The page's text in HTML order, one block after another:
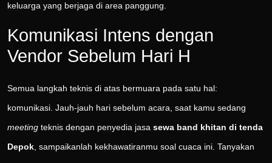
keluarga yang berjaga di area panggung.
Komunikasi Intens dengan
Vendor Sebelum Hari H
Semua langkah teknis di atas bermuara pada satu hal:
komunikasi. Jauh-jauh hari sebelum acara, saat kamu sedang
meeting teknis dengan penyedia jasa sewa band khitan di tenda
Depok , sampaikanlah kekhawatiranmu soal cuaca ini. Tanyakan